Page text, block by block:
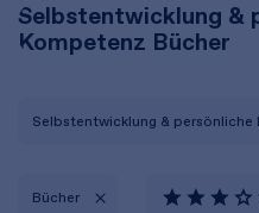
Selbstentwicklung &
Kompetenz Bücher
Selbstentwicklung & persönliche
Bücher